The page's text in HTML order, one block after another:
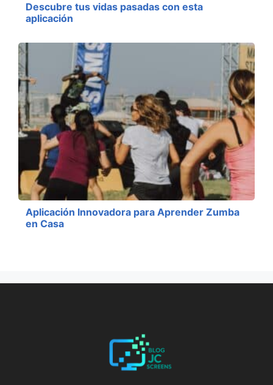
Descubre tus vidas pasadas con esta
aplicación
Aplicación Innovadora para Aprender Zumba
en Casa